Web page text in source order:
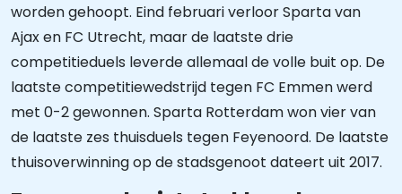
worden gehoopt. Eind februari verloor Sparta van
Ajax en FC Utrecht, maar de laatste drie
competitieduels leverde allemaal de volle buit op. De
laatste competitiewedstrijd tegen FC Emmen werd
met 0-2 gewonnen. Sparta Rotterdam won vier van
de laatste zes thuisduels tegen Feyenoord. De laatste
thuisoverwinning op de stadsgenoot dateert uit 2017.